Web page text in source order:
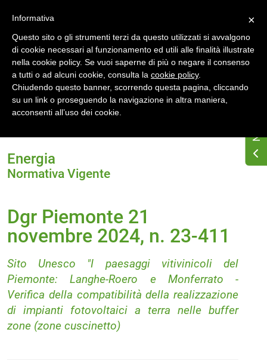
Home
Normativa energetica regionale
Piemonte
Normativa Vigente
Energia
Normativa Vigente
Dgr Piemonte 21
novembre 2024, n. 23-411
Sito Unesco "I paesaggi vitivinicoli del
Piemonte: Langhe-Roero e Monferrato -
Verifica della compatibilità della realizzazione
di impianti fotovoltaici a terra nelle buffer
zone (zone cuscinetto)
×
Informativa
Questo sito o gli strumenti terzi da questo utilizzati si avvalgono
di cookie necessari al funzionamento ed utili alle finalità illustrate
nella cookie policy. Se vuoi saperne di più o negare il consenso
a tutti o ad alcuni cookie, consulta la cookie policy.
Chiudendo questo banner, scorrendo questa pagina, cliccando
su un link o proseguendo la navigazione in altra maniera,
acconsenti all’uso dei cookie.